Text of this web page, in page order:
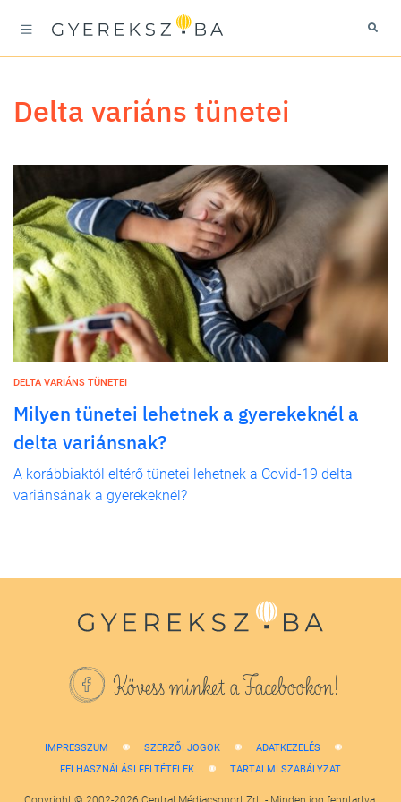
Delta variáns tünetei
DELTA VARIÁNS TÜNETEI
Milyen tünetei lehetnek a gyerekeknél a
delta variánsnak?
A korábbiaktól eltérő tünetei lehetnek a Covid-19 delta
variánsának a gyerekeknél?
Kövess minket a Facebookon!
IMPRESSZUM SZERZŐI JOGOK
ADATKEZELÉS
FELHASZNÁLÁSI FELTÉTELEK
TARTALMI SZABÁLYZAT